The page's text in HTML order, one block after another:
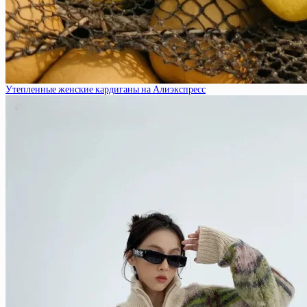
Утепленные женские кардиганы на Алиэкспресс